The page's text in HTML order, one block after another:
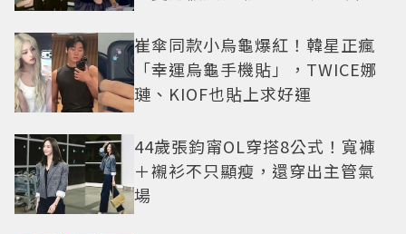
崔傘同款小烏龜爆紅！韓星正瘋
「幸運烏龜手機貼」，TWICE娜
璉、KIOF也貼上求好運
44歲張鈞甯OL穿搭8公式！寬褲
＋襯衫不只顯瘦，還穿出主管氣
場